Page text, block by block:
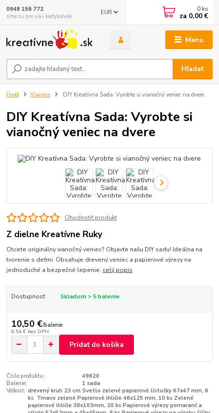
Menu
EUR
Hľadať
0948 156 772
sme tu pre vás kedykoľvek
0 ks
za 0,00 €
Úvod Vianoce DIY Kreatívna Sada: Vyrobte si vianočný veniec na dvere
DIY Kreatívna Sada: Vyrobte si
vianočný veniec na dvere
Ohodnotiť produkt
Z dielne Kreatívne Ruky
Chcete originálny vianočný veniec? Objavte našu DIY sadu! Ideálna na
tvorenie s deťmi. Obsahuje drevený veniec a papierové výrezy na
jednoduché a bezpečné lepenie. celý popis
Dostupnosť Skladom > 5 balenie
10,50 €/balenie
8,54 € bez DPH
Pridať do košíka
Číslo produktu:
49620
Balenie:
1 sada
Veľkosť: drevený kruh 23 cm Svetlo zelené papierové lístočky 67x47 mm, 6
ks Tmavo zelené Papierové ihličie 46x125 mm, 10 ks Zelené
papierové ihličie 38x103mm, 20 ks Papierové výrezy pomaranč a